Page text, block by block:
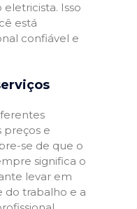
Isso
está
confiável e
preços e
se de que o
significa o
levar em
do trabalho e a